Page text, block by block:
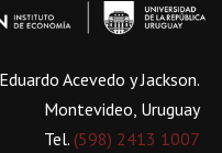
Acevedo y Jackson.
Montevideo, Uruguay
Tel. (598) 2413 1007